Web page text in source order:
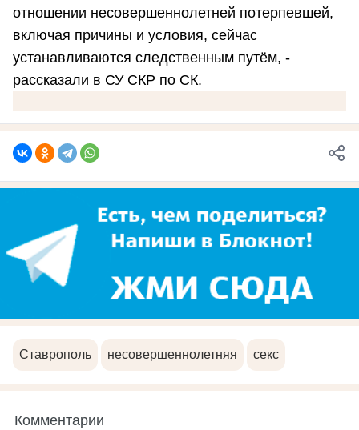
отношении несовершеннолетней потерпевшей,
включая причины и условия, сейчас
устанавливаются следственным путём, -
рассказали в СУ СКР по СК.
Ставрополь несовершеннолетняя секс
Комментарии